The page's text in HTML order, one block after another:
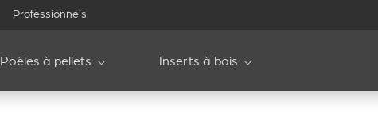
Professionnels
Poêles à pellets Inserts à bois